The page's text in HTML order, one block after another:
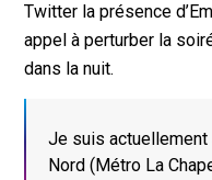
Twitter la présence
appel à perturber la
dans la nuit.
Je suis
Nord (Métro La